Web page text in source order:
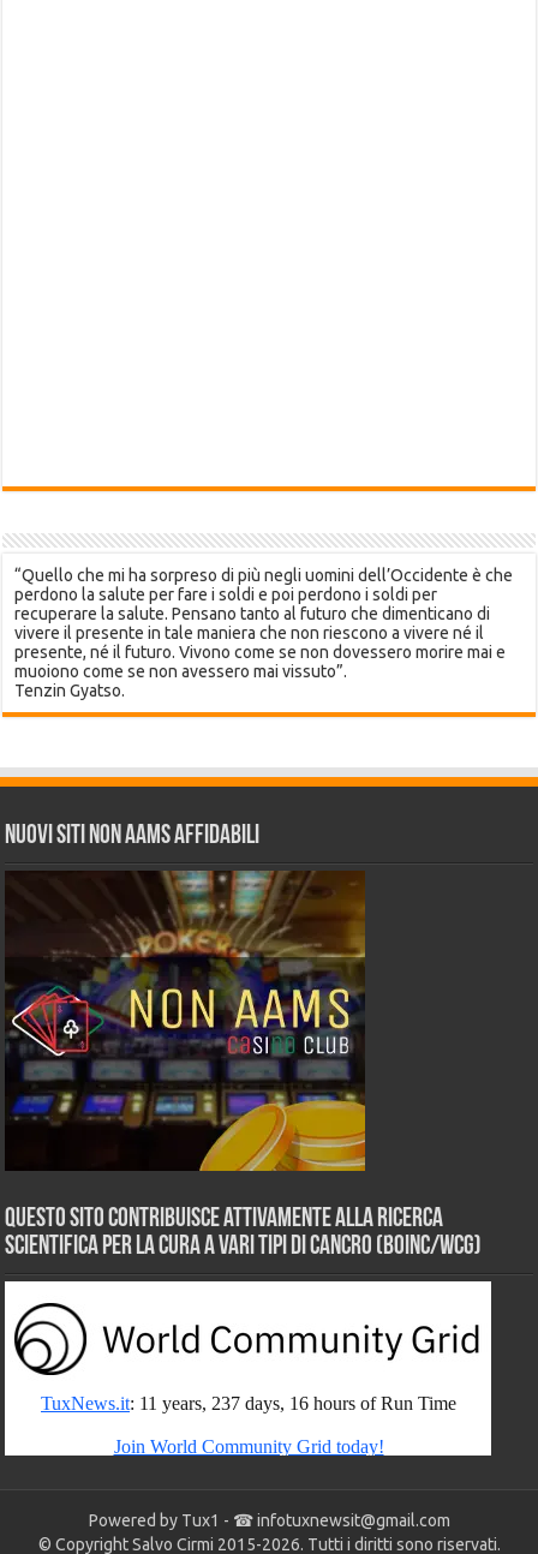
“Quello che mi ha sorpreso di più negli uomini dell’Occidente è che
perdono la salute per fare i soldi e poi perdono i soldi per
recuperare la salute. Pensano tanto al futuro che dimenticano di
vivere il presente in tale maniera che non riescono a vivere né il
presente, né il futuro. Vivono come se non dovessero morire mai e
muoiono come se non avessero mai vissuto”.
Tenzin Gyatso.
Nuovi siti non AAMS affidabili
Questo sito contribuisce attivamente alla ricerca
scientifica per la cura a vari tipi di Cancro (BOINC/WCG)
Powered by Tux1 - ☎infotuxnewsit@gmail.com
© Copyright Salvo Cirmi 2015-2026. Tutti i diritti sono riservati.